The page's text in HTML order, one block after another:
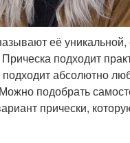
её уникальной,
подходит
абсолютно
подобрать
прически,